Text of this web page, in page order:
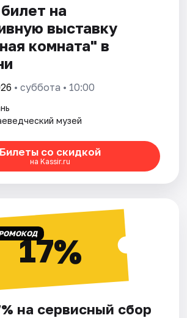
на
выставку
комната" в
• суббота • 10:00
музей
Билеты со скидкой
на Kassir.ru
17%
на сервисный сбор